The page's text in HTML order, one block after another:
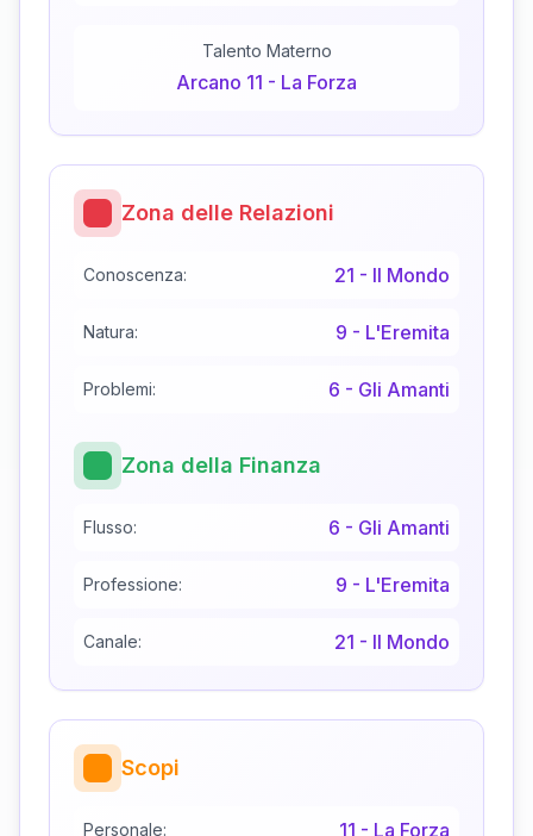
Talento Materno
Arcano 11 - La Forza
Zona delle Relazioni
Conoscenza: 21 - Il Mondo
Natura: 9 - L'Eremita
Problemi: 6 - Gli Amanti
Zona della Finanza
Flusso: 6 - Gli Amanti
Professione: 9 - L'Eremita
Canale: 21 - Il Mondo
Scopi
Personale: 11 - La Forza